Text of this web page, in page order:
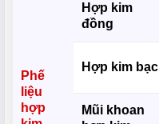
Phế
liệu
hợp
Hợp kim
đồng
Hợp kim bạc
Mũi khoan